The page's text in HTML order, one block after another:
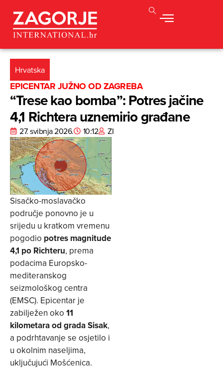
Hrvatska
EPICENTAR JUŽNO OD ZAGREBA
“Trese kao bomba”: Potres jačine
4,1 Richtera uznemirio građane
27. svibnja 2026. 10:12 ZI
Sisačko-moslavačko
područje ponovno je u
srijedu u kratkom vremenu
pogodio potres magnitude
4,1 po Richteru, prema
podacima Europsko-
mediteranskog
seizmološkog centra
(EMSC). Epicentar je
zabilježen oko 11
kilometara od grada Sisak,
a podrhtavanje se osjetilo i
u okolnim naseljima,
uključujući Mošćenica.